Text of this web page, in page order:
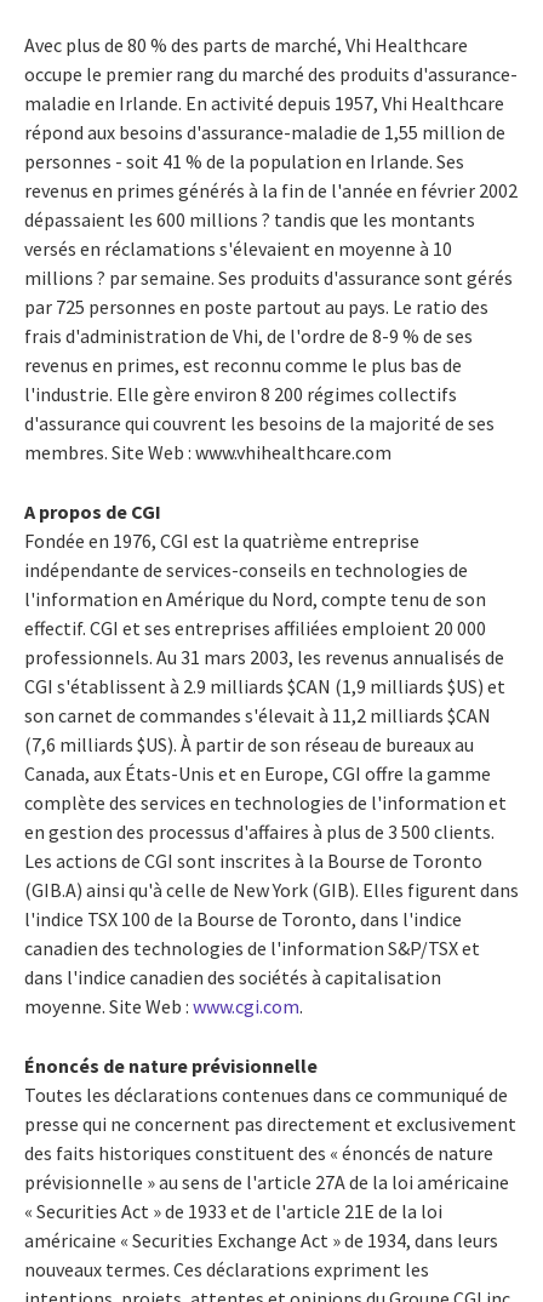
Avec plus de 80 % des parts de marché, Vhi Healthcare
occupe le premier rang du marché des produits d'assurance-
maladie en Irlande. En activité depuis 1957, Vhi Healthcare
répond aux besoins d'assurance-maladie de 1,55 million de
personnes - soit 41 % de la population en Irlande. Ses
revenus en primes générés à la fin de l'année en février 2002
dépassaient les 600 millions ? tandis que les montants
versés en réclamations s'élevaient en moyenne à 10
millions ? par semaine. Ses produits d'assurance sont gérés
par 725 personnes en poste partout au pays. Le ratio des
frais d'administration de Vhi, de l'ordre de 8-9 % de ses
revenus en primes, est reconnu comme le plus bas de
l'industrie. Elle gère environ 8 200 régimes collectifs
d'assurance qui couvrent les besoins de la majorité de ses
membres. Site Web : www.vhihealthcare.com
A propos de CGI
Fondée en 1976, CGI est la quatrième entreprise
indépendante de services-conseils en technologies de
l'information en Amérique du Nord, compte tenu de son
effectif. CGI et ses entreprises affiliées emploient 20 000
professionnels. Au 31 mars 2003, les revenus annualisés de
CGI s'établissent à 2.9 milliards $CAN (1,9 milliards $US) et
son carnet de commandes s'élevait à 11,2 milliards $CAN
(7,6 milliards $US). À partir de son réseau de bureaux au
Canada, aux États-Unis et en Europe, CGI offre la gamme
complète des services en technologies de l'information et
en gestion des processus d'affaires à plus de 3 500 clients.
Les actions de CGI sont inscrites à la Bourse de Toronto
(GIB.A) ainsi qu'à celle de New York (GIB). Elles figurent dans
l'indice TSX 100 de la Bourse de Toronto, dans l'indice
canadien des technologies de l'information S&P/TSX et
dans l'indice canadien des sociétés à capitalisation
moyenne. Site Web : www.cgi.com.
Énoncés de nature prévisionnelle
Toutes les déclarations contenues dans ce communiqué de
presse qui ne concernent pas directement et exclusivement
des faits historiques constituent des « énoncés de nature
prévisionnelle » au sens de l'article 27A de la loi américaine
« Securities Act » de 1933 et de l'article 21E de la loi
américaine « Securities Exchange Act » de 1934, dans leurs
nouveaux termes. Ces déclarations expriment les